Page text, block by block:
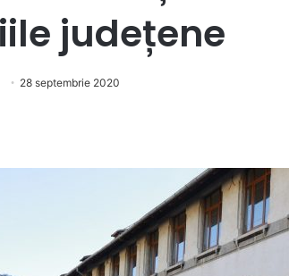
județene
28 septembrie 2020